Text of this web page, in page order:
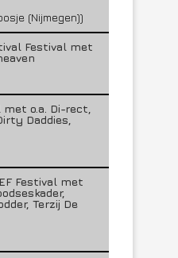
(Nijmegen))
Festival met
o.a. Di-rect,
Daddies,
Festival met
Terzij De